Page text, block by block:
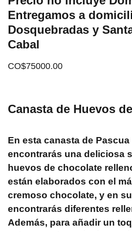
Entregamos a
Dosquebradas y
Cabal
CO$75000.00
Canasta de Huevos
En esta canasta de Pascua
encontrarás una deliciosa
huevos de chocolate
están elaborados con el
cremoso chocolate, y en
encontrarás diferentes
Además, para añadir un